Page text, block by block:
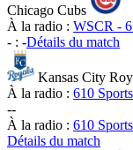
Chicago Cubs
À la radio : WSCR -
- : -Détails du match
Kansas City
À la radio : 610
--
À la radio : 610
Détails du match